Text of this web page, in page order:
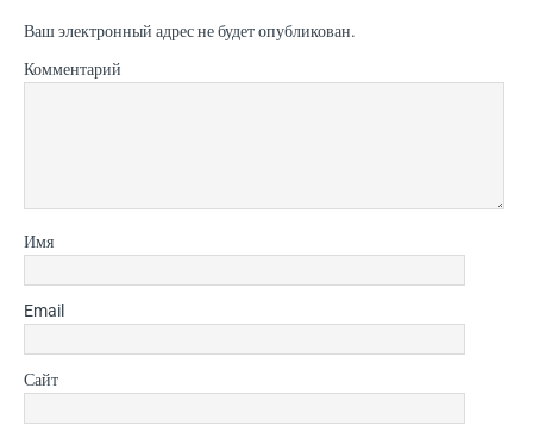
Ваш электронный адрес не будет опубликован.
Комментарий
Имя
Email
Сайт